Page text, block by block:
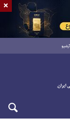
آرشیو
×